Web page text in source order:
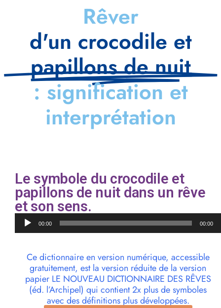
Rêver
d'un crocodile et
papillons de nuit
: signification et
interprétation
Le symbole du crocodile et
papillons de nuit dans un rêve
et son sens.
Lecteur
audio00:00 00:00
Ce dictionnaire en version numérique, accessible
gratuitement, est la version réduite de la version
papier LE NOUVEAU DICTIONNAIRE DES RÊVES
(éd. l’Archipel) qui contient 2x plus de symboles
avec des définitions plus développées.